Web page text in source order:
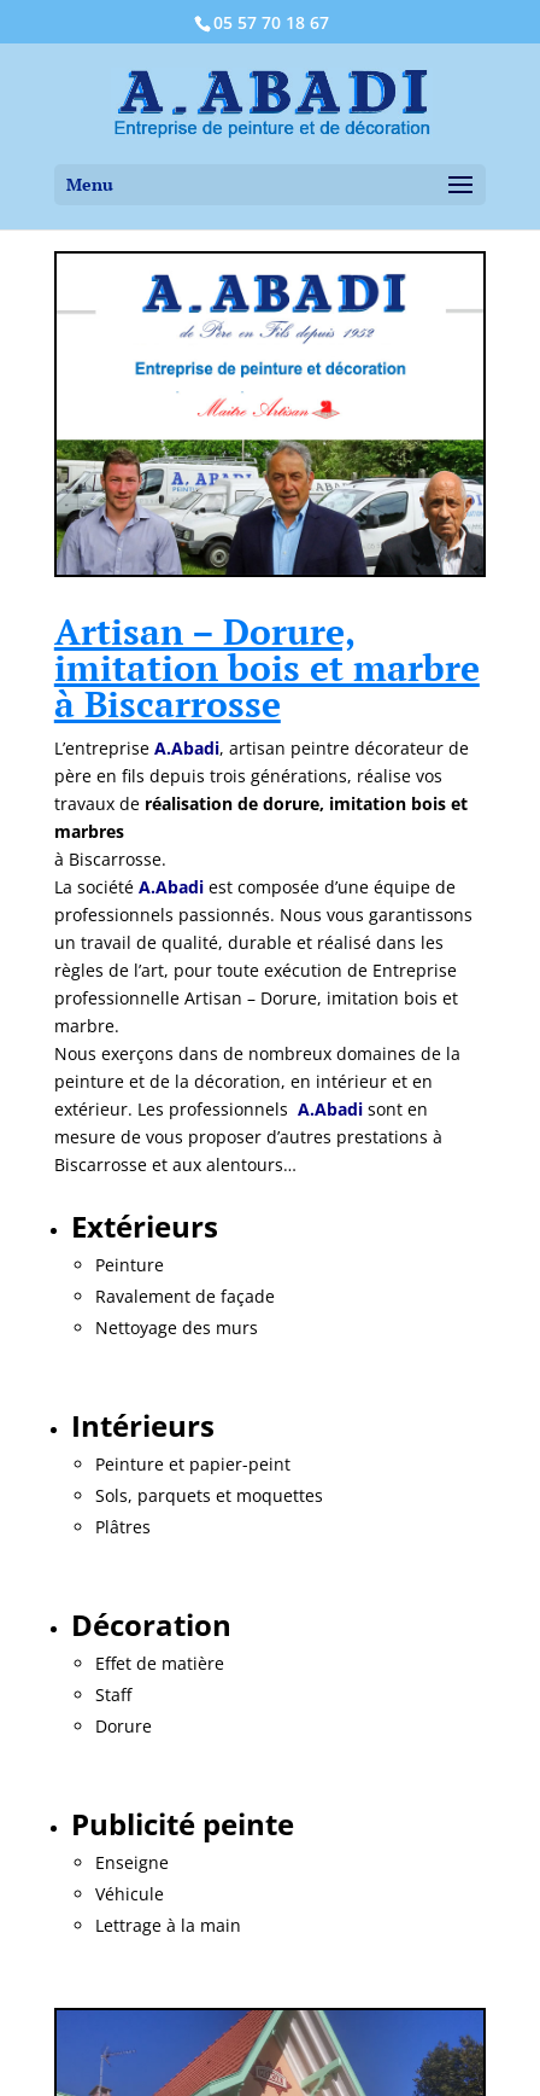
05 57 70 18 67
Artisan – Dorure,
imitation bois et marbre
à Biscarrosse
L’entreprise A.Abadi, artisan peintre décorateur de
père en fils depuis trois générations, réalise vos
travaux de réalisation de dorure, imitation bois et
marbres
à Biscarrosse.
La société A.Abadiest composée d’une équipe de
professionnels passionnés. Nous vous garantissons
un travail de qualité, durable et réalisé dans les
règles de l’art, pour toute exécution de Entreprise
professionnelle Artisan – Dorure, imitation bois et
marbre.
Nous exerçons dans de nombreux domaines de la
peinture et de la décoration, en intérieur et en
extérieur. Les professionnels A.Abadisont en
mesure de vous proposer d’autres prestations à
Biscarrosse et aux alentours…
Extérieurs
Peinture
Ravalement de façade
Nettoyage des murs
Intérieurs
Peinture et papier-peint
Sols, parquets et moquettes
Plâtres
Décoration
Effet de matière
Staff
Dorure
Publicité peinte
Enseigne
Véhicule
Lettrage à la main